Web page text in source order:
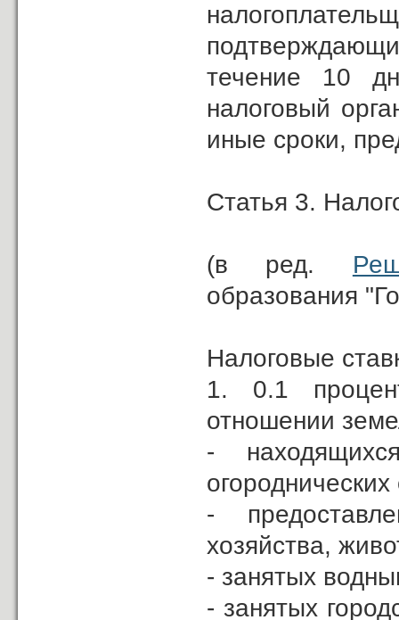
течение 10
налоговый
иные сроки,
Статья 3.
(в ред.
образования
Налоговые
1. 0.1
отношении
-
-
хозяйства,
- занятых
- занятых